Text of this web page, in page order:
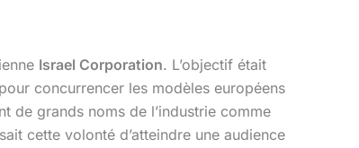
Israel Corporation. L’objectif était
concurrencer les modèles européens
de grands noms de l’industrie comme
cette volonté d’atteindre une audience